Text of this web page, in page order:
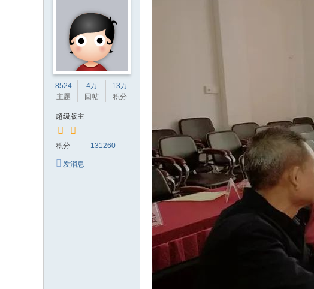
8524
主题
4万
回帖
13万
积分
超级版主
积分 131260
发消息